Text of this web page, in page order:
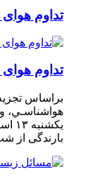
تداوم هوای
تداوم هوای
براساس
هواشناسـي،
بارندگی از